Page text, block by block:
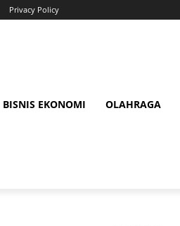
Privacy Policy
BISNIS EKONOMI OLAHRAGA